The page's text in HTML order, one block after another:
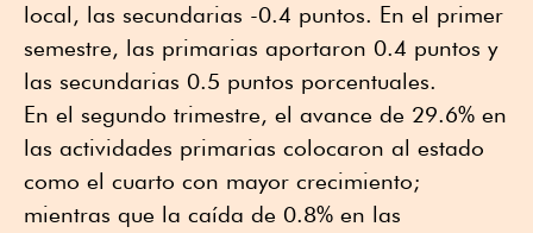
local, las secundarias -0.4 puntos. En el primer
semestre, las primarias aportaron 0.4 puntos y
las secundarias 0.5 puntos porcentuales.
En el segundo trimestre, el avance de 29.6% en
las actividades primarias colocaron al estado
como el cuarto con mayor crecimiento;
mientras que la caída de 0.8% en las